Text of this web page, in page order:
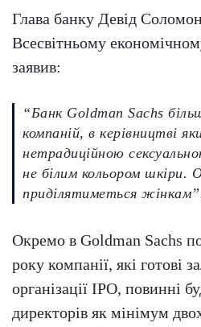
Глава банку Девід
Всесвітньому
заявив:
“Банк Goldman Sachs
компаній, в керівництві
нетрадиційною
не білим кольором шкіри.
приділятиметься
Окремо в Goldman Sachs
року компанії, які готові
організації IPO, повинні
директорів як мінімум